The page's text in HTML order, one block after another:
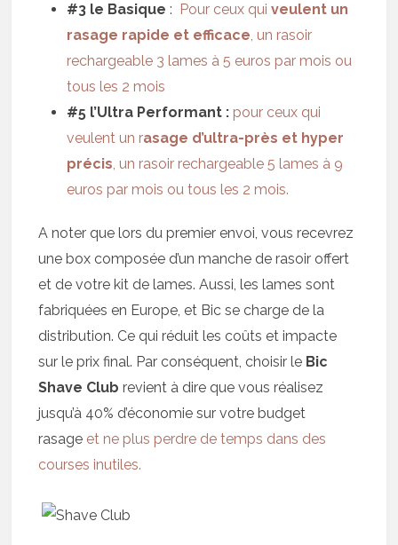
#3 le Basique : Pour ceux quiveulent un
rasage rapide et efficace, un rasoir
rechargeable 3 lames à 5 euros par mois ou
tous les 2 mois
#5 l’Ultra Performant : pour ceux qui
veulent un rasage d’ultra-près et hyper
précis, un rasoir rechargeable 5 lames à 9
euros par mois ou tous les 2 mois.
A noter que lors du premier envoi, vous recevrez
une box composée d’un manche de rasoir offert
et de votre kit de lames. Aussi, les lames sont
fabriquées en Europe, et Bic se charge de la
distribution. Ce qui réduit les coûts et impacte
sur le prix final. Par conséquent, choisir le Bic
Shave Club revient à dire que vous réalisez
jusqu’à 40% d’économie sur votre budget
rasage et ne plus perdre de temps dans des
courses inutiles.